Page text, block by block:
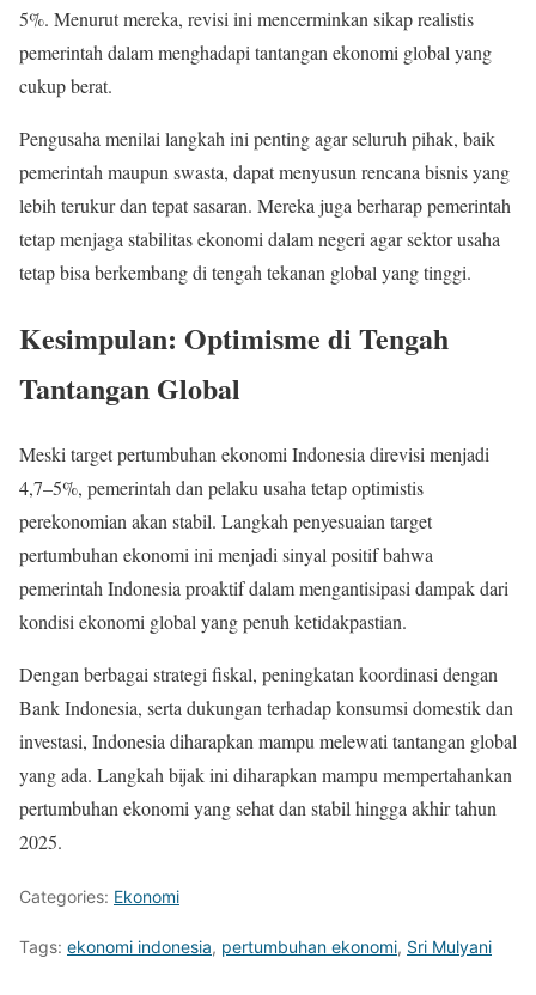
5%. Menurut mereka, revisi ini mencerminkan sikap realistis
pemerintah dalam menghadapi tantangan ekonomi global yang
cukup berat.
Pengusaha menilai langkah ini penting agar seluruh pihak, baik
pemerintah maupun swasta, dapat menyusun rencana bisnis yang
lebih terukur dan tepat sasaran. Mereka juga berharap pemerintah
tetap menjaga stabilitas ekonomi dalam negeri agar sektor usaha
tetap bisa berkembang di tengah tekanan global yang tinggi.
Kesimpulan: Optimisme di Tengah
Tantangan Global
Meski target pertumbuhan ekonomi Indonesia direvisi menjadi
4,7–5%, pemerintah dan pelaku usaha tetap optimistis
perekonomian akan stabil. Langkah penyesuaian target
pertumbuhan ekonomi ini menjadi sinyal positif bahwa
pemerintah Indonesia proaktif dalam mengantisipasi dampak dari
kondisi ekonomi global yang penuh ketidakpastian.
Dengan berbagai strategi fiskal, peningkatan koordinasi dengan
Bank Indonesia, serta dukungan terhadap konsumsi domestik dan
investasi, Indonesia diharapkan mampu melewati tantangan global
yang ada. Langkah bijak ini diharapkan mampu mempertahankan
pertumbuhan ekonomi yang sehat dan stabil hingga akhir tahun
2025.
Categories: Ekonomi
Tags: ekonomi indonesia, pertumbuhan ekonomi, Sri Mulyani